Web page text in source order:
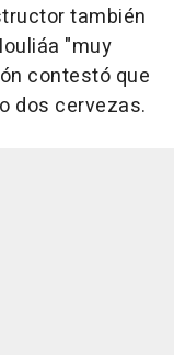
también
"muy
contestó que
dos cervezas.